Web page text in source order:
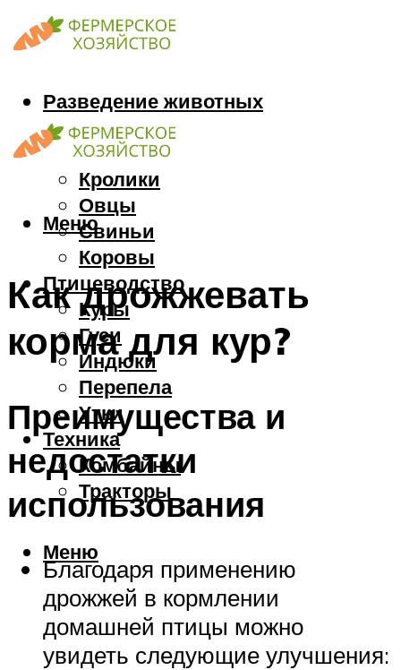
Разведение животных
Козы
Кони
Кролики
Овцы
Свиньи
Коровы
Птицеводство
Куры
Гуси
Индюки
Перепела
Утки
Техника
Комбайны
Тракторы
Меню
Меню
Как дрожжевать
корма для кур?
Преимущества и
недостатки
использования
Благодаря применению
дрожжей в кормлении
домашней птицы можно
увидеть следующие улучшения: